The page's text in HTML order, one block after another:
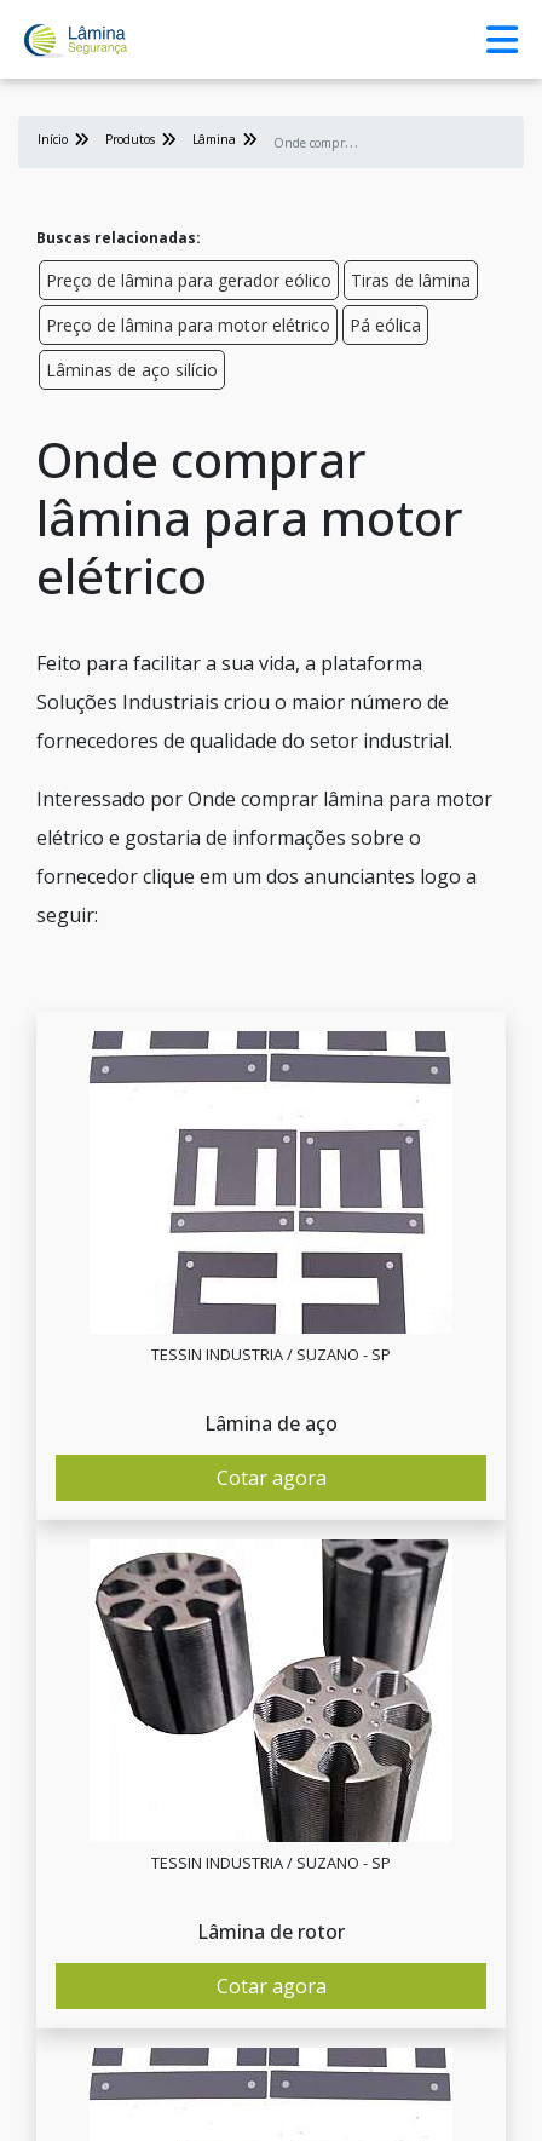
Início Produtos Lâmina O
nde comprar lâmina para motor elétrico
Buscas relacionadas:
Preço de lâmina para gerador eólico
Tiras de lâmina
Preço de lâmina para motor elétrico
Pá eólica
Lâminas de aço silício
Onde comprar
lâmina para motor
elétrico
Feito para facilitar a sua vida, a plataforma
Soluções Industriais criou o maior número de
fornecedores de qualidade do setor industrial.
Interessado por Onde comprar lâmina para motor
elétrico e gostaria de informações sobre o
fornecedor clique em um dos anunciantes logo a
seguir:
TESSIN INDUSTRIA / SUZANO - SP
Lâmina de aço
Cotar agora
TESSIN INDUSTRIA / SUZANO - SP
Lâmina de rotor
Cotar agora